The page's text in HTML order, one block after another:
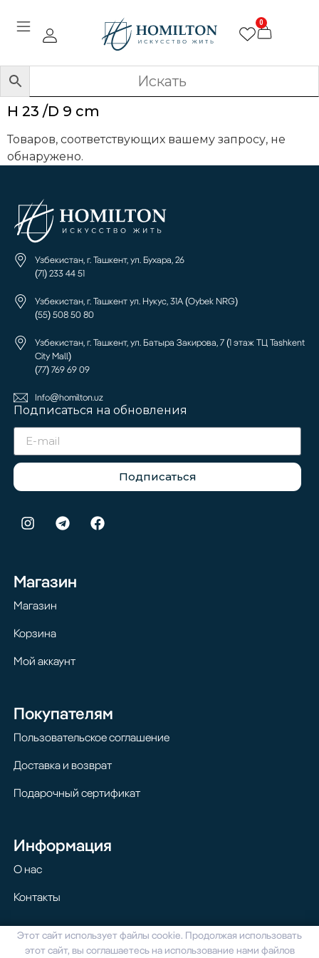
0
H 23 /D 9 cm
Товаров, соответствующих вашему запросу, не
обнаружено.
Узбекистан, г. Ташкент, ул. Бухара, 26
(71) 233 44 51
Узбекистан, г. Ташкент ул. Нукус, 31А (Oybek NRG)
(55) 508 50 80
Узбекистан, г. Ташкент, ул. Батыра Закирова, 7 (1 этаж ТЦ Tashkent
City Mall)
(77) 769 69 09
Info@homilton.uz
Подписаться на обновления
Подписаться
Магазин
Магазин
Корзина
Мой аккаунт
Покупателям
Пользовательское соглашение
Доставка и возврат
Подарочный сертификат
Информация
О нас
Контакты
© 2024 Homilton. Все права защищены
Этот сайт использует файлы cookie. Продолжая использовать
этот сайт, вы соглашаетесь на использование нами файлов